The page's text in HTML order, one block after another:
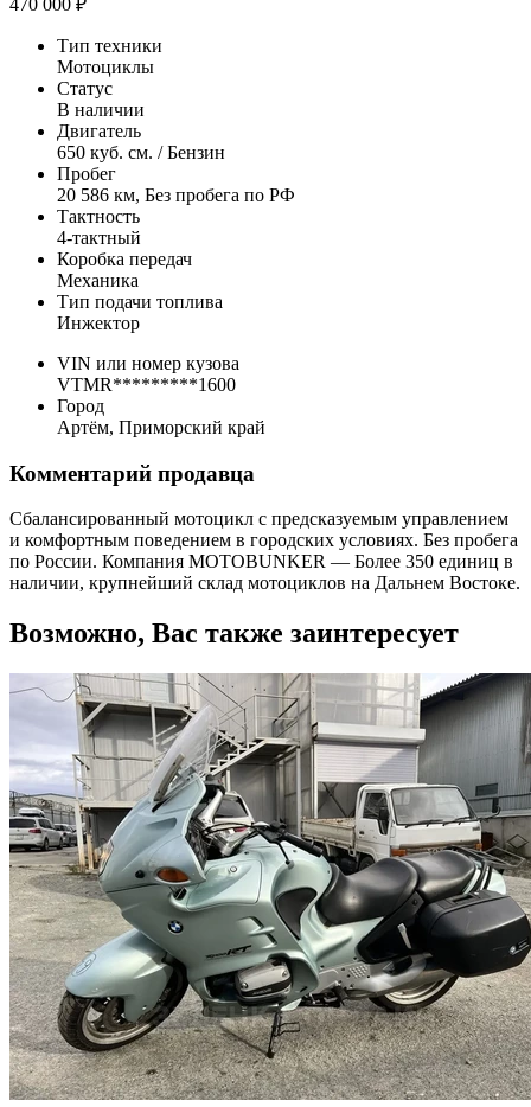
Тип техники
Мотоциклы
Статус
В наличии
Двигатель
650 куб. см. / Бензин
Пробег
20 586 км, Без пробега по РФ
Тактность
4-тактный
Коробка передач
Механика
Тип подачи топлива
Инжектор
VIN или номер кузова
VTMR*********1600
Город
Артём, Приморский край
Комментарий продавца
Сбалансированный мотоцикл с предсказуемым управлением
и комфортным поведением в городских условиях. Без пробега
по России. Компания MOTOBUNKER — Более 350 единиц в
наличии, крупнейший склад мотоциклов на Дальнем Востоке.
Возможно, Вас также заинтересует